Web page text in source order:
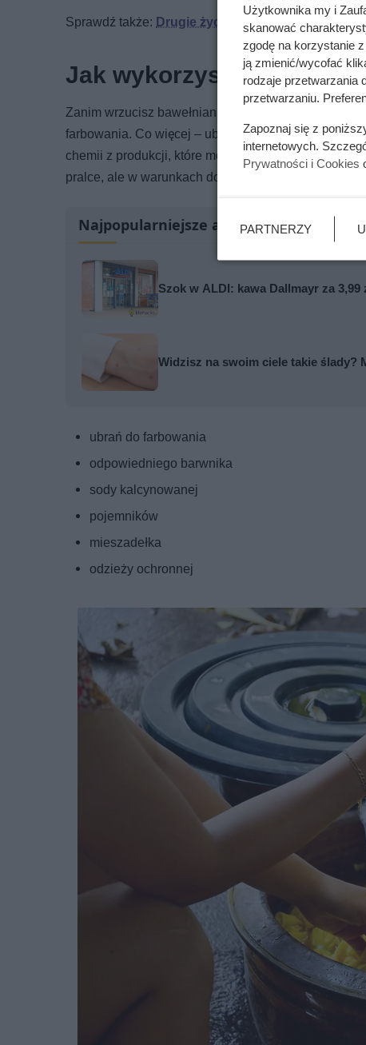
Sprawdź także: Drugie życie starych ubrań!
Jak wykorzystać barwnik
Zanim wrzucisz bawełnianą, lnianą czy poliestrową
farbowania. Co więcej – ubrania muszą być
chemii z produkcji, które mogą wpłynąć na efekt
pralce, ale w warunkach domowych potrzebujesz:
Najpopularniejsze artykuły
Szok w ALDI: kawa Dallmayr za 3,99
Widzisz na swoim ciele takie ślady?
ubrań do farbowania
odpowiedniego barwnika
sody kalcynowanej
pojemników
mieszadełka
odzieży ochronnej
Użytkownika my i
skanować
zgodę na korzystanie
ją zmienić/wycofać
rodzaje przetwarzania
przetwarzaniu.
Zapoznaj się z
internetowych.
Prywatności i Cookies
PARTNERZY